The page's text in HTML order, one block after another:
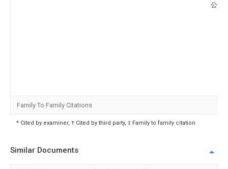
公司
Family To Family Citations
* Cited by examiner, † Cited by third party, ‡ Family to family citation
Similar Documents